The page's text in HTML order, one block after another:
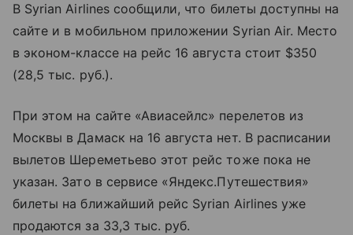
В Syrian Airlines сообщили, что билеты доступны на
сайте и в мобильном приложении Syrian Air. Место
в эконом-классе на рейс 16 августа стоит $350
(28,5 тыс. руб.).
При этом на сайте «Авиасейлс» перелетов из
Москвы в Дамаск на 16 августа нет. В расписании
вылетов Шереметьево этот рейс тоже пока не
указан. Зато в сервисе «Яндекс.Путешествия»
билеты на ближайший рейс Syrian Airlines уже
продаются за 33,3 тыс. руб.